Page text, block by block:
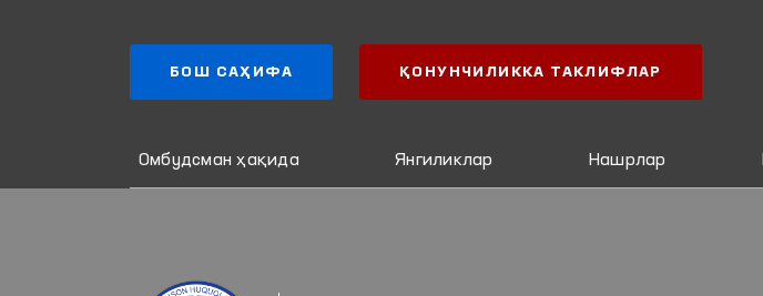
БОШ САҲИФА ҚОНУНЧИЛИККА ТАКЛИФЛАР
Омбудсман ҳақида Янгиликлар Нашрлар